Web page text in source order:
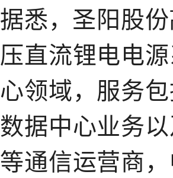
据悉，圣阳股
压直流锂电电
心领域，服务
数据中心业务
等通信运营商